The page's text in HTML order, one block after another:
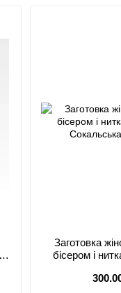
Заготовка
бісером і